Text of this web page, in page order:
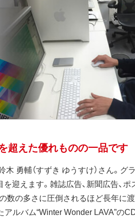
超えた優れものの一品です
勇輔（すずき ゆうすけ）さん。
えます。雑誌広告、新聞広告、ポ
数の多さに圧倒されるほど長年に
ルバム“Winter Wonder LAVA”の